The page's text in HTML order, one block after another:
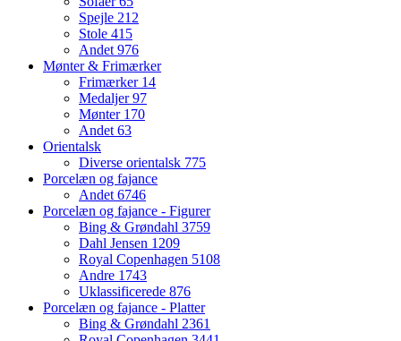
Spejle 212
Stole 415
Andet976
Mønter & Frimærker
Frimærker 14
Medaljer97
Mønter 170
Andet63
Orientalsk
Diverse orientalsk 775
Porcelæn og fajance
Andet6746
Porcelæn og fajance - Figurer
Bing & Grøndahl 3759
Dahl Jensen 1209
Royal Copenhagen 5108
Andre 1743
Uklassificerede 876
Porcelæn og fajance - Platter
Bing & Grøndahl 2361